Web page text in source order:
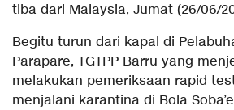
tiba dari Malaysia, Jumat (26/06/
Begitu turun dari kapal di
Parapare, TGTPP Barru yang
melakukan pemeriksaan rapid
menjalani karantina di Bola